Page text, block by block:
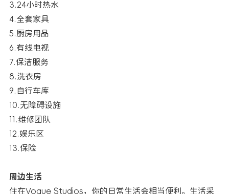
3.24小时热水
4.全套家具
5.厨房用品
6.有线电视
7.保洁服务
8.洗衣房
9.自行车库
10.无障碍设施
11.维修团队
12.娱乐区
13.保险
周边生活
住在Vogue Studios，你的日常生活会相当便利。生活采